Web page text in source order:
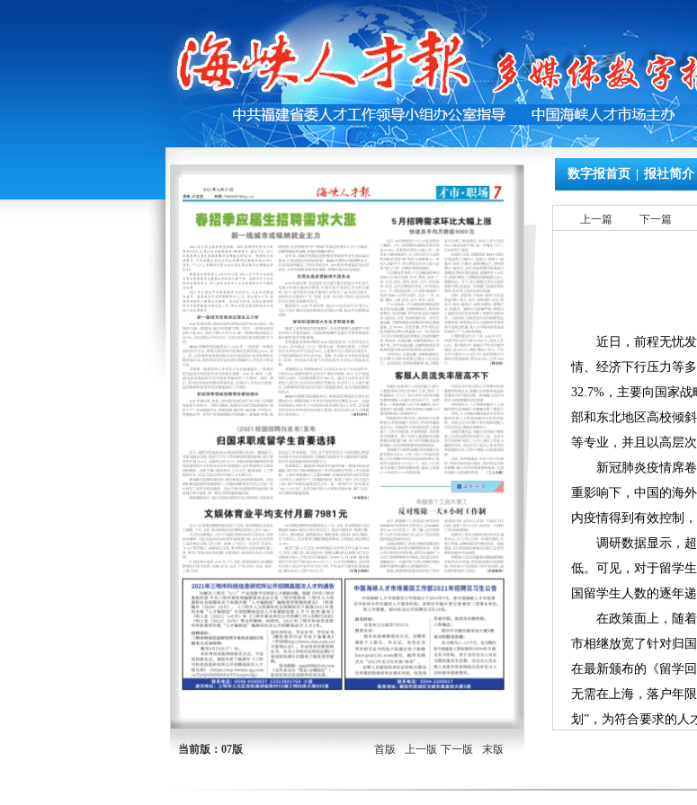
数字报首页 报社简介
当前版：07版 首版 上一版 下一版 末版
上一篇 下一篇
近日，前程无忧发
情、经济下行压力等
32.7%，主要向国家
部和东北地区高校倾
等专业，并且以高层
新冠肺炎疫情席卷
重影响下，中国的海
内疫情得到有效控制
调研数据显示，超
低。可见，对于留学
国留学生人数的逐年
在政策面上，随着
市相继放宽了针对归
在最新颁布的《留学
无需在上海，落户年
划”，为符合要求的人